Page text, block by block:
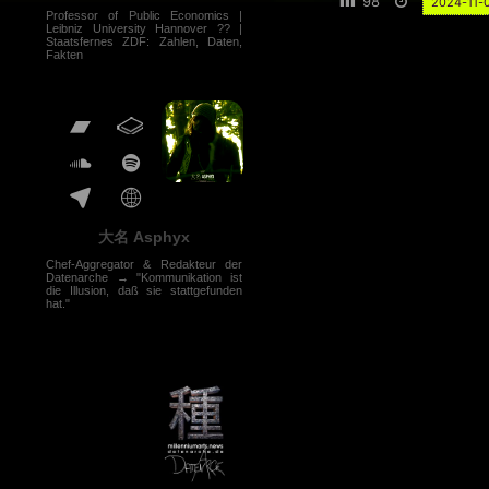
Professor of Public Economics |
Leibniz University Hannover ?? |
Staatsfernes ZDF: Zahlen, Daten,
Fakten
大名 Asphyx
Chef-Aggregator & Redakteur der
Datenarche → "Kommunikation ist
die Illusion, daß sie stattgefunden
hat."